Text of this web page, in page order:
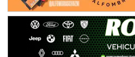
Avellaneda (Santa Fe)
SUR SANTAFESINO - F4
José Samuel Sánchez (Tierra)